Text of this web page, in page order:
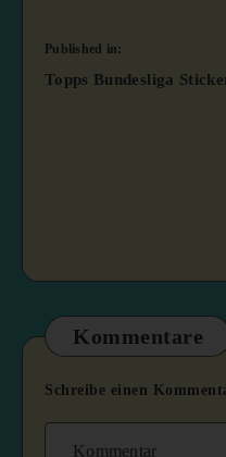
Published in:
Topps Bundesliga
Kommentare
Schreibe einen